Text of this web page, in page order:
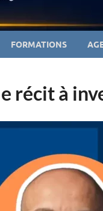
FORMATIONS
récit à